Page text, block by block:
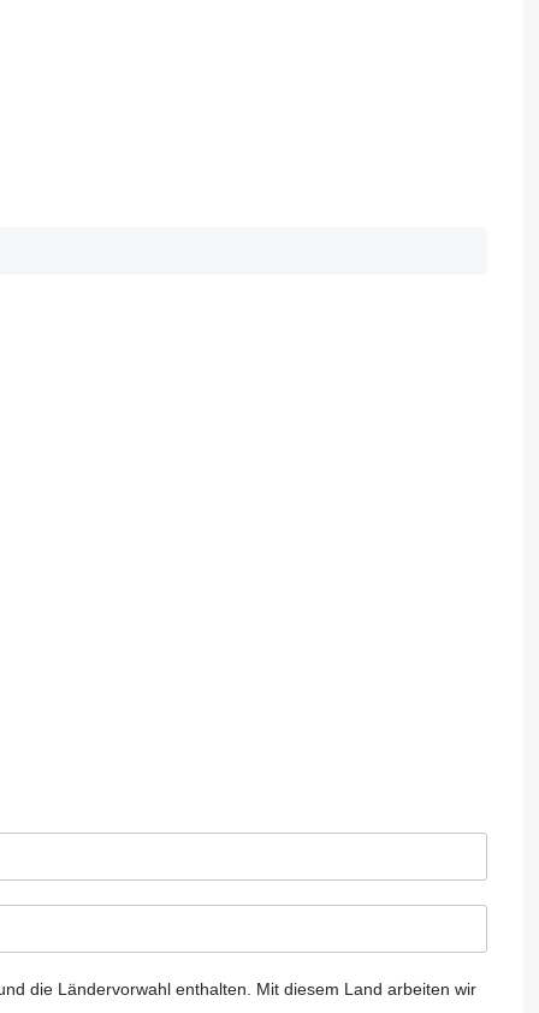
die Ländervorwahl enthalten.
Mit diesem Land arbeiten wir